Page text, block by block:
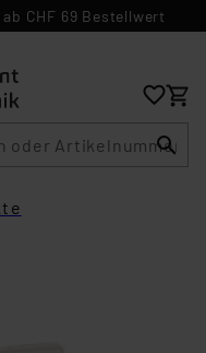
CHF 69 Bestellwert